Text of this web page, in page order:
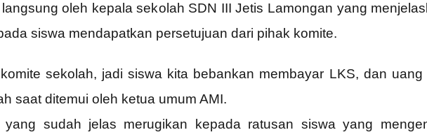
oleh kepala sekolah SDN III Jetis Lamongan yang
siswa mendapatkan persetujuan dari pihak komite.
sekolah, jadi siswa kita bebankan membayar LKS, dan
saat ditemui oleh ketua umum AMI.
yang sudah jelas merugikan kepada ratusan siswa yang